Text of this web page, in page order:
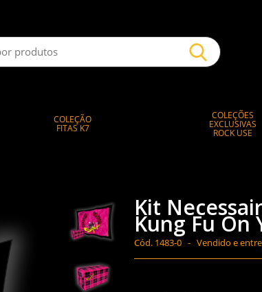
COLEÇÃO
FITAS K7
COLEÇÕES
EXCLUSIVAS
ROCK USE
Kit
Kung Fu On
Cód. 1483-0 - Vendido e